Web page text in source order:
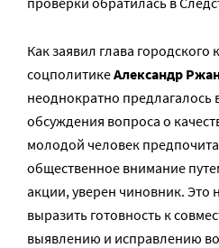
Как заявил глава городского
соцполитикеАлександр
неоднократно предлагалось
обсуждения вопроса о
молодой человек
общественное внимание
акции, уверен чиновник. Это
выразить готовность к
выявлению и исправлению